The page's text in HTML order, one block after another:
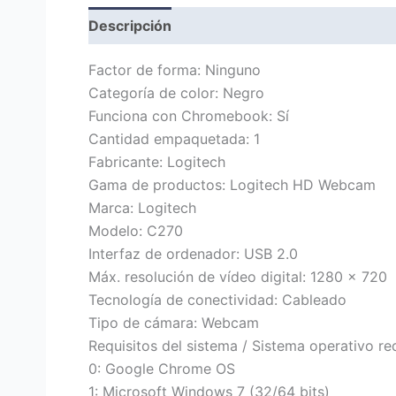
Descripción
Factor de forma: Ninguno
Categoría de color: Negro
Funciona con Chromebook: Sí
Cantidad empaquetada: 1
Fabricante: Logitech
Gama de productos: Logitech HD Webcam
Marca: Logitech
Modelo: C270
Interfaz de ordenador: USB 2.0
Máx. resolución de vídeo digital: 1280 x 720
Tecnología de conectividad: Cableado
Tipo de cámara: Webcam
Requisitos del sistema / Sistema operativo
0: Google Chrome OS
1: Microsoft Windows 7 (32/64 bits)